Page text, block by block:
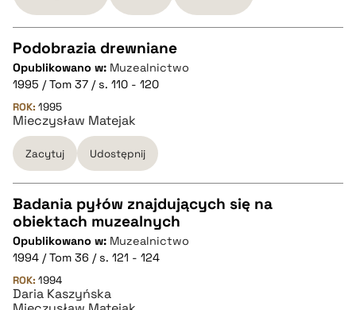
CZYSTY TEKST
pobierz cytat
BIBTEX
pobierz cytat
Podobrazia drewniane
Opublikowano w: Muzealnictwo
1995 / Tom 37 / s. 110 - 120
ROK: 1995
Mieczysław Matejak
Zacytuj Udostępnij
CZYSTY TEKST
pobierz cytat
Badania pyłów znajdujących się na
obiektach muzealnych
Opublikowano w: Muzealnictwo
1994 / Tom 36 / s. 121 - 124
ROK: 1994
Daria Kaszyńska